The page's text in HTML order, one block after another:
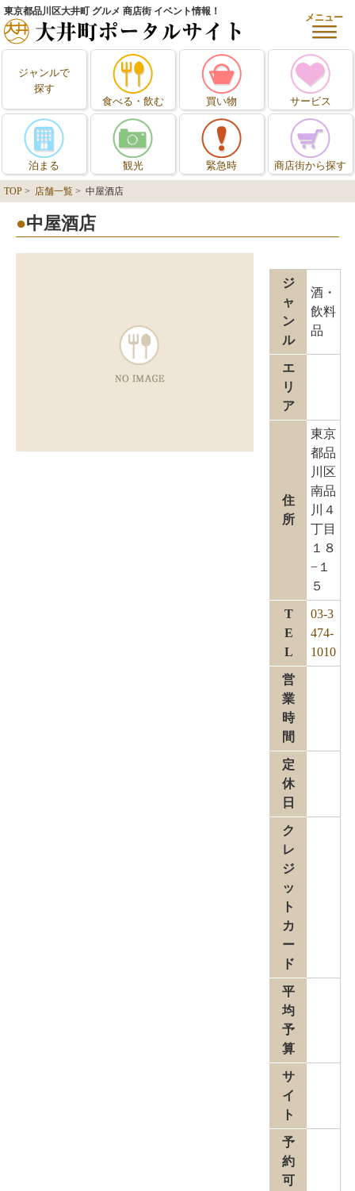
東京都品川区大井町 グルメ 商店街 イベント情報！
メニュー
ジャンルで
探す
食べる・飲む
買い物 サービス
泊まる 観光 緊急時 商店街から探す
TOP > 店舗一覧 > 中屋酒店
中屋酒店
ジ
ャ
ン
ル
酒・
飲料
品
エ
リ
ア
住
所
東京
都品
川区
南品
川４
丁目
１８
−１
５
T
E
L
03-3
474-
1010
営
業
時
間
定
休
日
ク
レ
ジ
ッ
ト
カ
ー
ド
平
均
予
算
サ
イ
ト
予
約
可